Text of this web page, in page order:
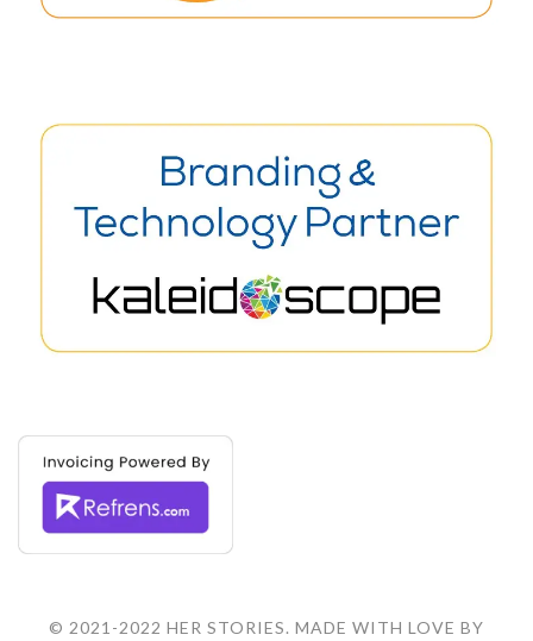
© 2021-2022 HER STORIES. MADE WITH LOVE BY